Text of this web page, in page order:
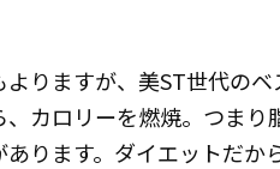
よりますが、美ST世代の
、カロリーを燃焼。つま
あります。ダイエットだ